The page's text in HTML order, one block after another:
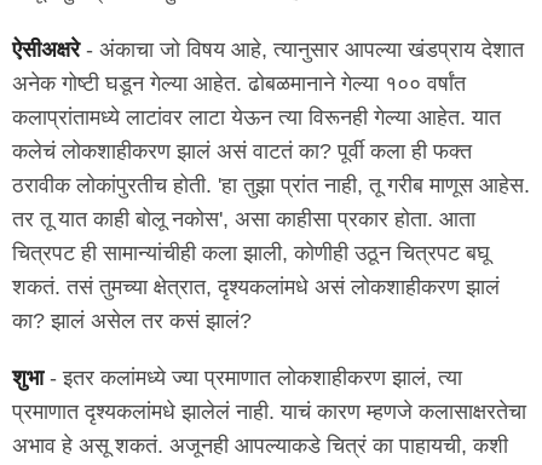
ऐसीअक्षरे- अंकाचा जो विषय आहे, त्यानुसार आपल्या खंडप्राय देशात
अनेक गोष्टी घडून गेल्या आहेत. ढोबळमानाने गेल्या १०० वर्षांत
कलाप्रांतामध्ये लाटांवर लाटा येऊन त्या विरूनही गेल्या आहेत. यात
कलेचं लोकशाहीकरण झालं असं वाटतं का? पूर्वी कला ही फक्त
ठरावीक लोकांपुरतीच होती. 'हा तुझा प्रांत नाही, तू गरीब माणूस आहेस.
तर तू यात काही बोलू नकोस', असा काहीसा प्रकार होता. आता
चित्रपट ही सामान्यांचीही कला झाली, कोणीही उठून चित्रपट बघू
शकतं. तसं तुमच्या क्षेत्रात, दृश्यकलांमधे असं लोकशाहीकरण झालं
का? झालं असेल तर कसं झालं?
शुभा- इतर कलांमध्ये ज्या प्रमाणात लोकशाहीकरण झालं, त्या
प्रमाणात दृश्यकलांमधे झालेलं नाही. याचं कारण म्हणजे कलासाक्षरतेचा
अभाव हे असू शकतं. अजूनही आपल्याकडे चित्रं का पाहायची, कशी